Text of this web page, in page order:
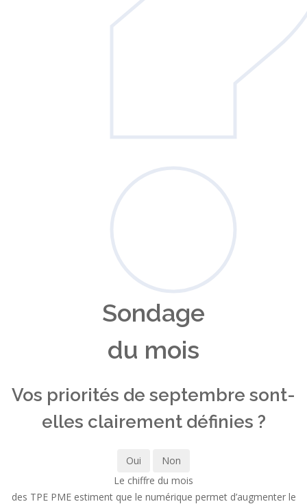
Sondage
du mois
Vos priorités de septembre sont-
elles clairement définies ?
Oui
Non
Le chiffre du mois
des TPE PME estiment que le numérique permet d’augmenter le